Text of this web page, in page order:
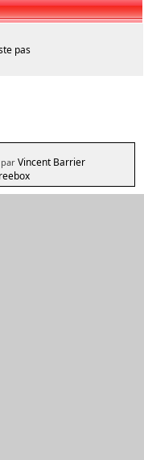
pas
Vincent Barrier